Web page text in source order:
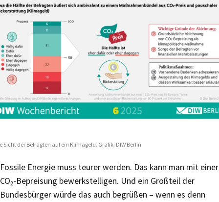
Sicht der Befragten auf ein Klimageld. Grafik: DIW Berlin
Fossile Energie muss teurer werden. Das kann man mit einer
CO₂-Bepreisung bewerkstelligen. Und ein Großteil der
Bundesbürger würde das auch begrüßen – wenn es denn